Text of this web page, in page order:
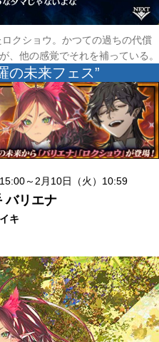
クショウ。かつての過ちの代償
、他の感覚でそれを補っている。
の未来フェス”
～2月10日（火）10:59
バリエナ
キ